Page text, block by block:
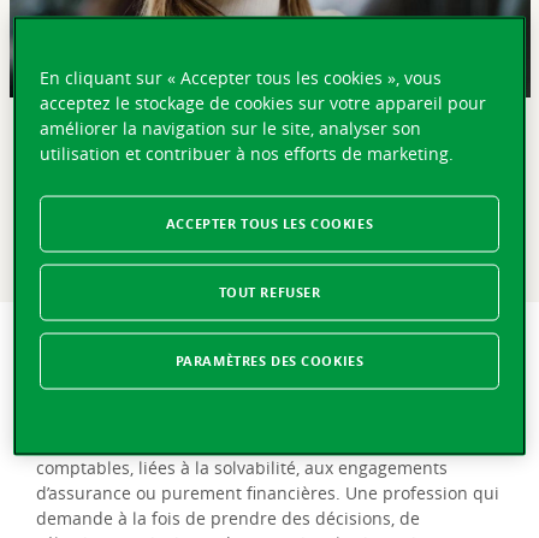
EN BREF
Témoignage.
La gestion de portefeuille, c’est avant tout de
l’optimisation sous contraintes. Maximiser la
performance ou le ratio rendement/risque d’un
comptables, liées à la solvabilité, aux engagements
d’assurance ou purement financières. Une profession qui
demande à la fois de prendre des décisions, de
En cliquant sur « Accepter tous les cookies », vous
acceptez le stockage de cookies sur votre appareil pour
améliorer la navigation sur le site, analyser son
utilisation et contribuer à nos efforts de marketing.
TOUT REFUSER
ACCEPTER TOUS LES COOKIES
PARAMÈTRES DES COOKIES